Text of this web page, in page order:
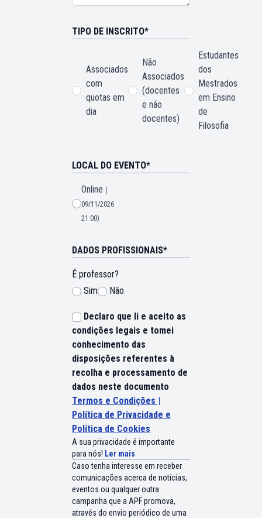
TIPO DE INSCRITO*
Associados
com
quotas em
dia
Não
Associados
(docentes
e não
docentes)
Estudantes
dos
Mestrados
em Ensino
de
Filosofia
LOCAL DO EVENTO*
Online (
09/11/2026
21:00)
DADOS PROFISSIONAIS*
É professor?
Sim
Não
Declaro que li e aceito as
condições legais e tomei
conhecimento das
disposições referentes à
recolha e processamento de
dados neste documento
Termos e Condições |
Política de Privacidade e
Política de Cookies
A sua privacidade é importante
para nós! Ler mais
Caso tenha interesse em receber
comunicações acerca de notícias,
eventos ou qualquer outra
campanha que a APF promova,
através do envio periódico de uma
Vai ser redirecionado para uma nova página